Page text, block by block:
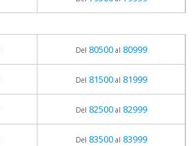
Del 80500al 80999
Del 81500al 81999
Del 82500al 82999
Del 83500al 83999